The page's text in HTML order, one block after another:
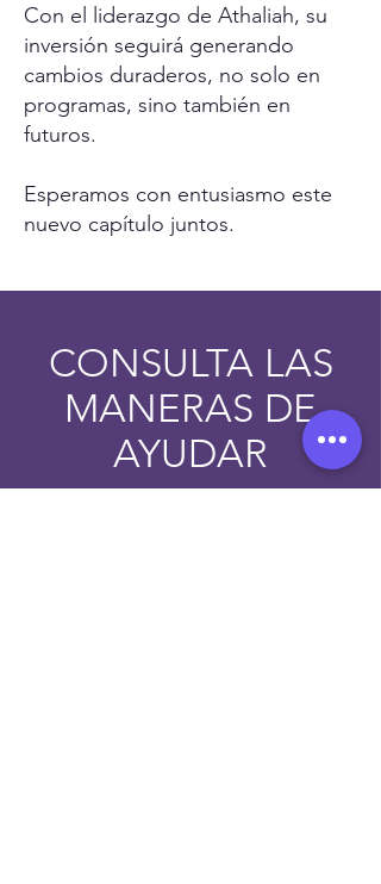
Con el liderazgo de Athaliah, su
inversión seguirá generando
cambios duraderos, no solo en
programas, sino también en
futuros.
Esperamos con entusiasmo este
nuevo capítulo juntos.
CONSULTA LAS
MANERAS DE
AYUDAR